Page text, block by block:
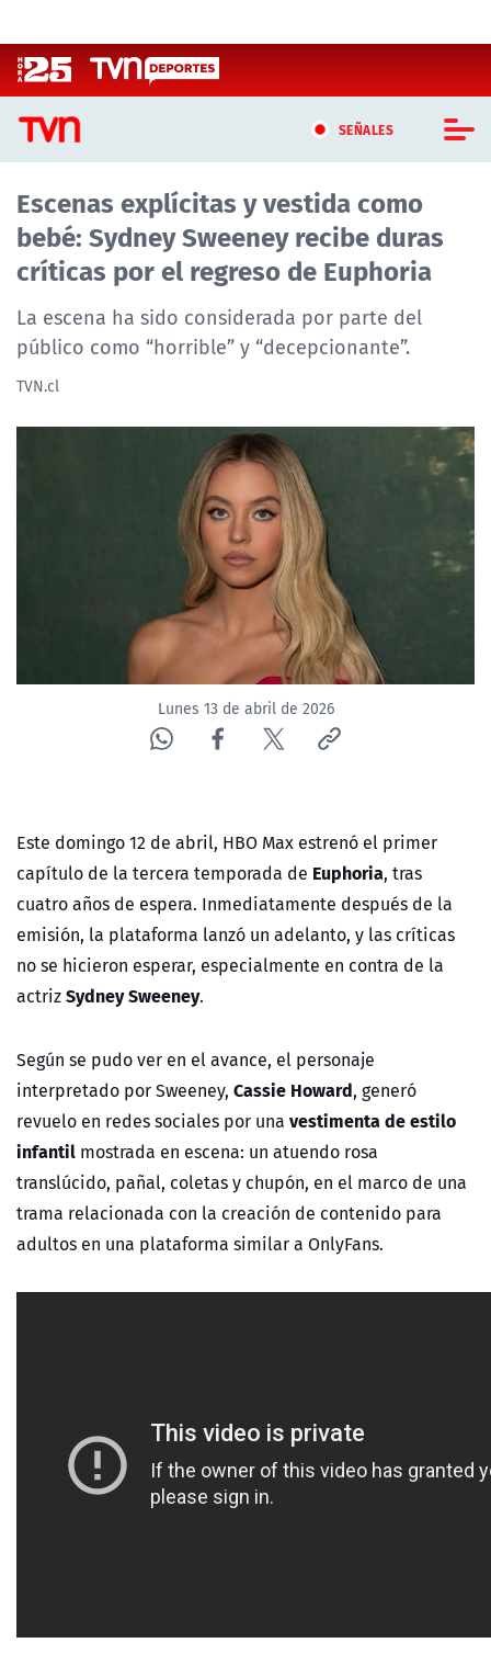
SEÑALES
CASTING MASTERCHEF CHILE
CASTING TVN VERTICAL
TVN VERTICAL
TVN PLAY
ACTUALIDAD Y TENDENCIAS
CORPORATIVO Y TRANSPARENCIA
CANAL DE DENUNCIAS
ÁREA DE PROYECTOS
Escenas explícitas y vestida como
bebé: Sydney Sweeney recibe duras
críticas por el regreso de Euphoria
La escena ha sido considerada por parte del
público como “horrible” y “decepcionante”.
TVN.cl
Lunes 13 de abril de 2026
Este domingo 12 de abril, HBO Max estrenó el primer
capítulo de la tercera temporada de Euphoria, tras
cuatro años de espera. Inmediatamente después de la
emisión, la plataforma lanzó un adelanto, y las críticas
no se hicieron esperar, especialmente en contra de la
actrizSydney Sweeney.
Según se pudo ver en el avance, el personaje
interpretado porSweeney, Cassie Howard, generó
revuelo en redes sociales por una vestimenta de estilo
infantil mostrada en escena: un atuendo rosa
translúcido, pañal, coletas y chupón, en el marco de una
trama relacionada con la creación de contenido para
adultos en una plataforma similar a OnlyFans.